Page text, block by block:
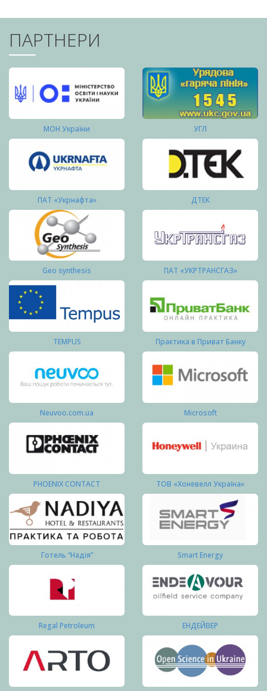
ПАРТНЕРИ
МОН України УГЛ
ПАТ «Укрнафта» ДТЕК
Geo synthesis ПАТ «УКРТРАНСГАЗ»
TEMPUS Практика в Приват Банку
Neuvoo.com.ua Microsoft
PHOENIX CONTACT ТОВ «Хоневелл Україна»
Готель “Надія” Smart Energy
Regal Petroleum ЕНДЕЙВЕР